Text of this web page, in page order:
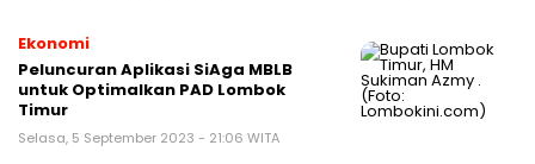
Ekonomi
Peluncuran Aplikasi SiAga MBLB
untuk Optimalkan PAD Lombok
Timur
Selasa, 5 September 2023 - 21:06 WITA